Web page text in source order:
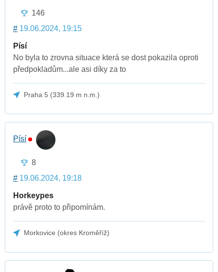
146
# 19.06.2024, 19:15
Písí
No byla to zrovna situace která se dost pokazila oproti
předpokladům...ale asi díky za to
Praha 5 (339.19 m n.m.)
Písí
8
# 19.06.2024, 19:18
Horkeypes
právě proto to připomínám.
Morkovice (okres Kroměříž)